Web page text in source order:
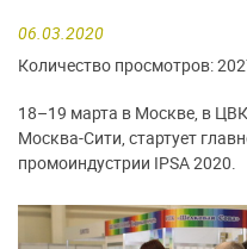
06.03.2020
Количество просмотров:
18–19 марта в Москве, в
Москва-Сити, стартует
промоиндустрии IPSA 2020.